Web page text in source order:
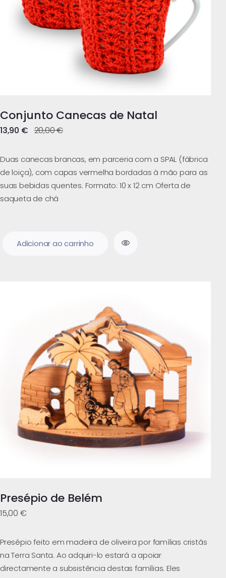
Conjunto Canecas de Natal
20,00€
13,90 €
Duas canecas brancas, em parceria com a SPAL (fábrica
de loiça), com capas vermelha bordadas à mão para as
suas bebidas quentes. Formato: 10 x 12 cm Oferta de
saqueta de chá
Adicionar ao carrinho
Presépio de Belém
15,00 €
Presépio feito em madeira de oliveira por famílias cristãs
na Terra Santa. Ao adquiri-lo estará a apoiar
directamente a subsistência destas famílias. Eles